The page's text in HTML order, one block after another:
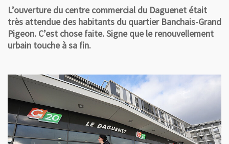
L’ouverture du centre commercial du Daguenet était
très attendue des habitants du quartier Banchais-Grand
Pigeon. C’est chose faite. Signe que le renouvellement
urbain touche à sa fin.